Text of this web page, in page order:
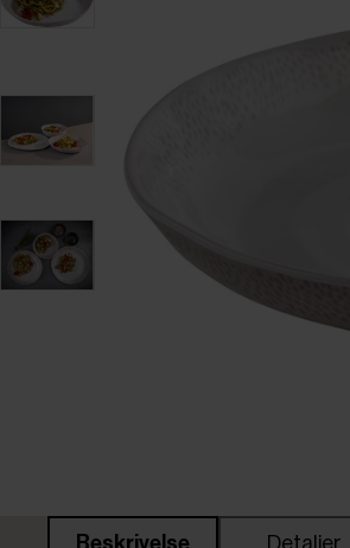
Beskrivelse Detaljer